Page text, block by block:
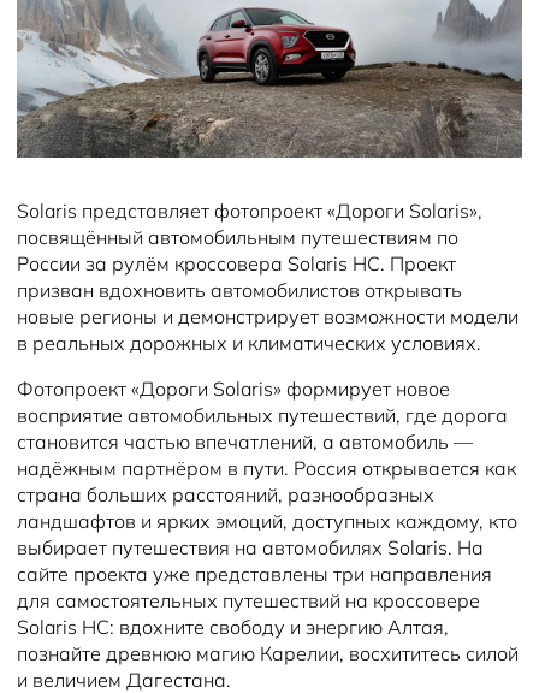
Solaris представляет фотопроект «Дороги Solaris»,
посвящённый автомобильным путешествиям по
России за рулём кроссовера Solaris HC. Проект
призван вдохновить автомобилистов открывать
новые регионы и демонстрирует возможности модели
в реальных дорожных и климатических условиях.
Фотопроект «Дороги Solaris» формирует новое
восприятие автомобильных путешествий, где дорога
становится частью впечатлений, а автомобиль —
надёжным партнёром в пути. Россия открывается как
страна больших расстояний, разнообразных
ландшафтов и ярких эмоций, доступных каждому, кто
выбирает путешествия на автомобилях Solaris. На
сайте проекта уже представлены три направления
для самостоятельных путешествий на кроссовере
Solaris HC: вдохните свободу и энергию Алтая,
познайте древнюю магию Карелии, восхититесь силой
и величием Дагестана.